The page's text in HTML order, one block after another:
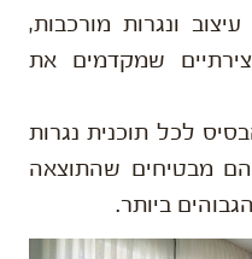
ונגרות מורכבות,
שמקדמים את
לכל תוכנית נגרות
מבטיחים שהתוצאה
ביותר.